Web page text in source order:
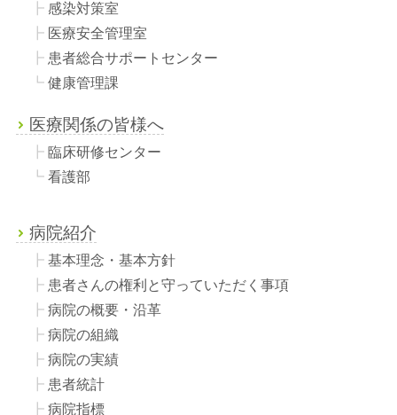
感染対策室
医療安全管理室
患者総合サポートセンター
健康管理課
医療関係の皆様へ
臨床研修センター
看護部
病院紹介
基本理念・基本方針
患者さんの権利と守っていただく事項
病院の概要・沿革
病院の組織
病院の実績
患者統計
病院指標